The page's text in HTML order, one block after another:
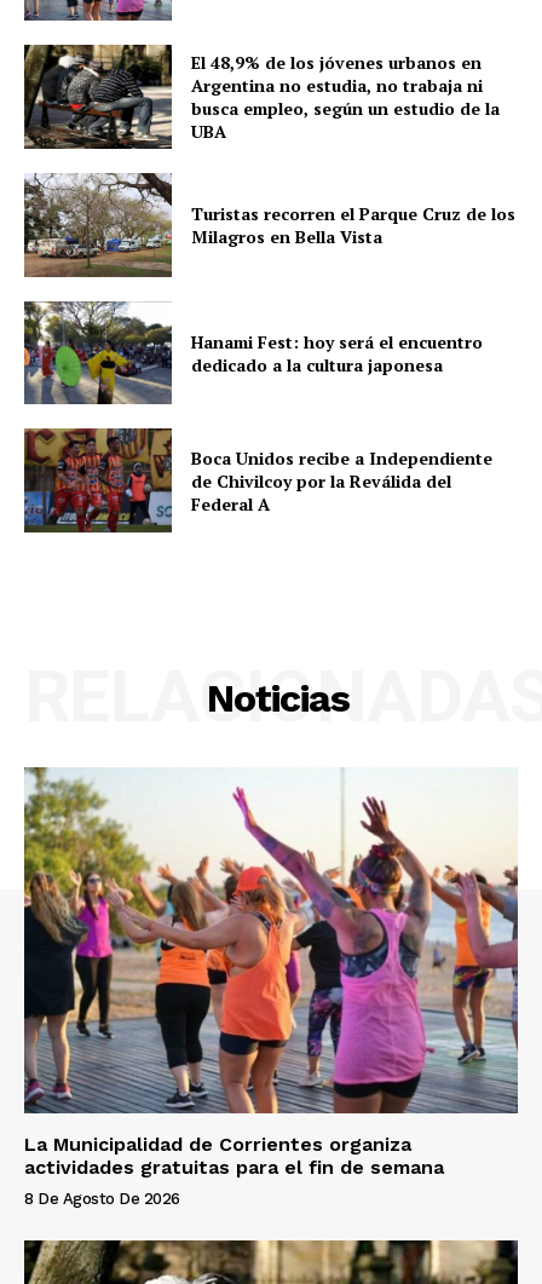
El 48,9% de los jóvenes urbanos en
Argentina no estudia, no trabaja ni
busca empleo, según un estudio de la
UBA
Turistas recorren el Parque Cruz de los
Milagros en Bella Vista
Hanami Fest: hoy será el encuentro
dedicado a la cultura japonesa
Boca Unidos recibe a Independiente
de Chivilcoy por la Reválida del
Federal A
Noticias
La Municipalidad de Corrientes organiza
actividades gratuitas para el fin de semana
8 De Agosto De 2026